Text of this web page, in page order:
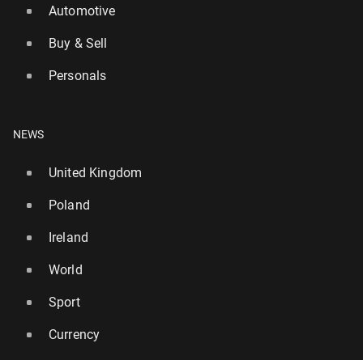
Automotive
Buy & Sell
Personals
NEWS
United Kingdom
Poland
Ireland
World
Sport
Currency